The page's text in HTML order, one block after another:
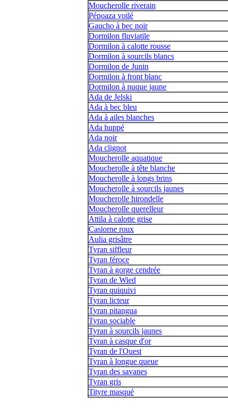
Moucherolle riverain
Pépoaza voilé
Gaucho à bec noir
Dormilon fluviatile
Dormilon à calotte rousse
Dormilon à sourcils blancs
Dormilon de Junin
Dormilon à front blanc
Dormilon à nuque jaune
Ada de Jelski
Ada à bec bleu
Ada à ailes blanches
Ada huppé
Ada noir
Ada clignot
Moucherolle aquatique
Moucherolle à tête blanche
Moucherolle à longs brins
Moucherolle à sourcils jaunes
Moucherolle hirondelle
Moucherolle querelleur
Attila à calotte grise
Casiorne roux
Aulia grisâtre
Tyran siffleur
Tyran féroce
Tyran à gorge cendrée
Tyran de Wied
Tyran quiquivi
Tyran licteur
Tyran pitangua
Tyran sociable
Tyran à sourcils jaunes
Tyran à casque d'or
Tyran de l'Ouest
Tyran à longue queue
Tyran des savanes
Tyran gris
Tityre masqué